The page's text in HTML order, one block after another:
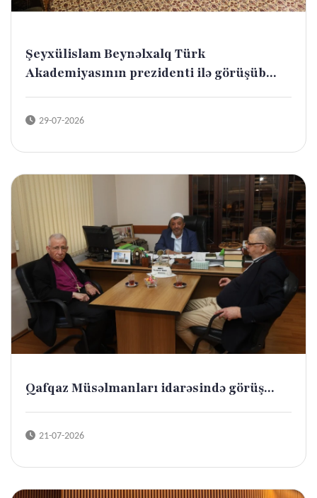
Şeyxülislam Beynəlxalq Türk
Akademiyasının prezidenti ilə görüşüb...
29-07-2026
Qafqaz Müsəlmanları idarəsində görüş...
21-07-2026